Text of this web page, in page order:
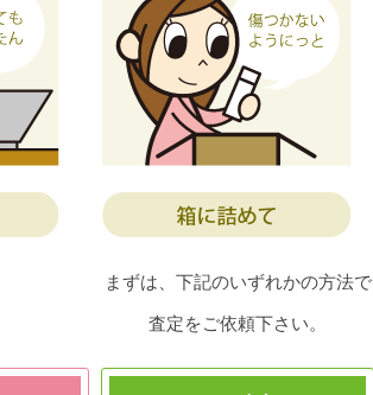
まずは、下記のいずれかの方法で
査定をご依頼下さい。